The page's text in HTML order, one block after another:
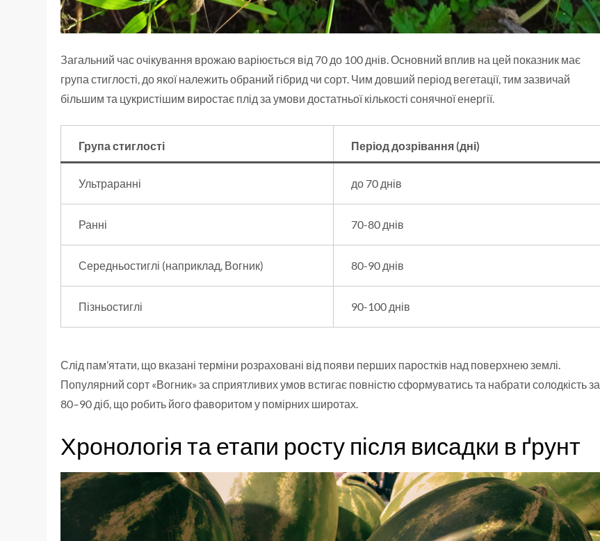
Загальний час очікування врожаю варіюється від 70 до 100 днів. Основний вплив на цей показник має
група стиглості, до якої належить обраний гібрид чи сорт. Чим довший період вегетації, тим зазвичай
більшим та цукристішим виростає плід за умови достатньої кількості сонячної енергії.
Група стиглості Період дозрівання (дні)
Ультраранні до 70 днів
Ранні 70-80 днів
Середньостиглі (наприклад, Вогник) 80-90 днів
Пізньостиглі 90-100 днів
Слід пам’ятати, що вказані терміни розраховані від появи перших паростків над поверхнею землі.
Популярний сорт «Вогник» за сприятливих умов встигає повністю сформуватись та набрати солодкість за
80–90 діб, що робить його фаворитом у помірних широтах.
Хронологія та етапи росту після висадки в ґрунт